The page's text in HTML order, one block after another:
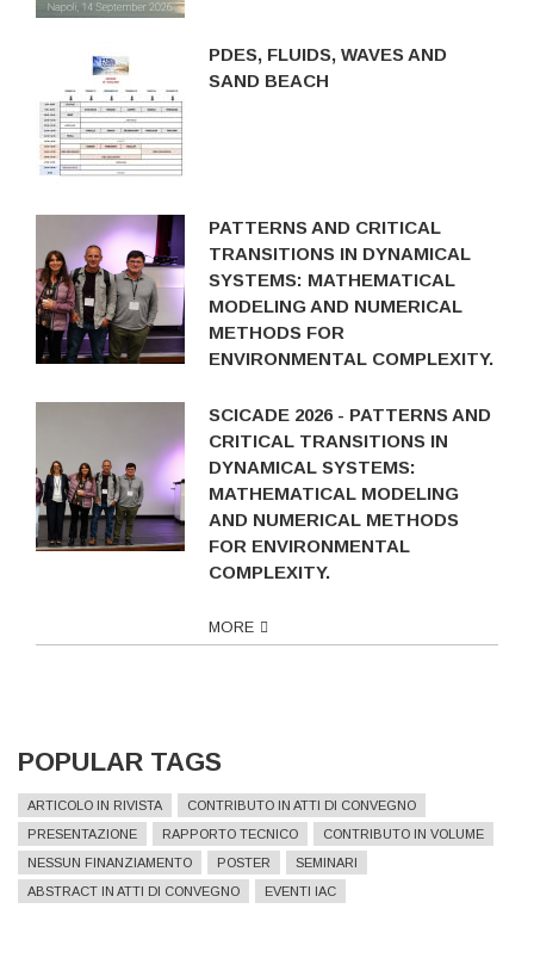
PDES, FLUIDS, WAVES AND
SAND BEACH
PATTERNS AND CRITICAL
TRANSITIONS IN DYNAMICAL
SYSTEMS: MATHEMATICAL
MODELING AND NUMERICAL
METHODS FOR
ENVIRONMENTAL COMPLEXITY.
SCICADE 2026 - PATTERNS AND
CRITICAL TRANSITIONS IN
DYNAMICAL SYSTEMS:
MATHEMATICAL MODELING
AND NUMERICAL METHODS
FOR ENVIRONMENTAL
COMPLEXITY.
MORE
POPULAR TAGS
ARTICOLO IN RIVISTA
CONTRIBUTO IN ATTI DI CONVEGNO
PRESENTAZIONE
RAPPORTO TECNICO
CONTRIBUTO IN VOLUME
NESSUN FINANZIAMENTO
POSTER
SEMINARI
ABSTRACT IN ATTI DI CONVEGNO
EVENTI IAC